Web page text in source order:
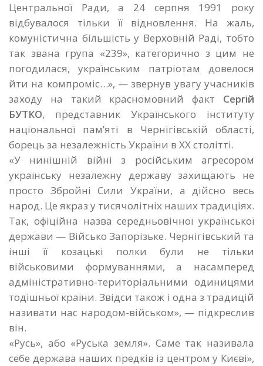
Центральної Ради, а 24 серпня 1991 року
відбувалося тільки її відновлення. На жаль,
комуністична більшість у Верховній Раді, тобто
так звана група «239», категорично з цим не
погодилася, українським патріотам довелося
йти на компроміс…», — звернув увагу учасників
заходу на такий красномовний факт Сергій
БУТКО, представник Українського інституту
національної пам’яті в Чернігівській області,
борець за незалежність України в XX столітті.
«У нинішній війні з російським агресором
українську незалежну державу захищають не
просто Збройні Сили України, а дійсно весь
народ. Це якраз у тисячолітніх наших традиціях.
Так, офіційна назва середньовічної української
держави — Військо Запорізьке. Чернігівський та
інші її козацькі полки були не тільки
військовими формуваннями, а насамперед
адміністративно-територіальними одиницями
тодішньої країни. Звідси також і одна з традицій
називати нас народом-військом», — підкреслив
він.
«Русь», або «Руська земля». Саме так називала
себе держава наших предків із центром у Києві»,